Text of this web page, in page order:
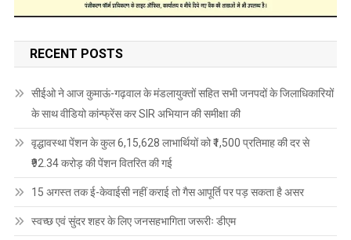
RECENT POSTS
सीईओ ने आज कुमाऊं-गढ़वाल के मंडलायुक्तों सहित सभी जनपदों के जिलाधिकारियों
के साथ वीडियो कांन्फ्रेंस कर SIR अभियान की समीक्षा की
वृद्धावस्था पेंशन के कुल 6,15,628 लाभार्थियों को ₹1,500 प्रतिमाह की दर से
₹92.34 करोड़ की पेंशन वितरित की गई
15 अगस्त तक ई-केवाईसी नहीं कराई तो गैस आपूर्ति पर पड़ सकता है असर
स्वच्छ एवं सुंदर शहर के लिए जनसहभागिता जरूरीः डीएम